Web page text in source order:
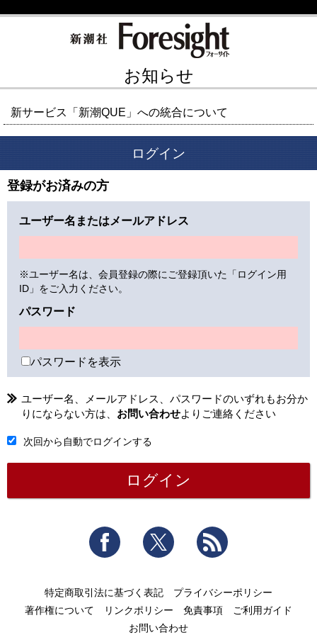
お知らせ
新サービス「新潮QUE」への統合について
ログイン
登録がお済みの方
ユーザー名またはメールアドレス
※ユーザー名は、会員登録の際にご登録頂いた「ログイン用
ID」をご入力ください。
パスワード
パスワードを表示
ユーザー名、メールアドレス、パスワードのいずれもお分か
りにならない方は、 お問い合わせよりご連絡ください
次回から自動でログインする
Facebook Twitter
特定商取引法に基づく表記
プライバシーポリシー
著作権について
リンクポリシー 免責事項
ご利用ガイド
お問い合わせ